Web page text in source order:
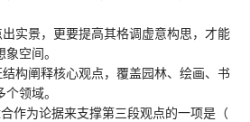
景，更要提高其格调虚意构思，才能
空间。
阐释核心观点，覆盖园林、绘画、书
领域。
为论据来支撑第三段观点的一项是（